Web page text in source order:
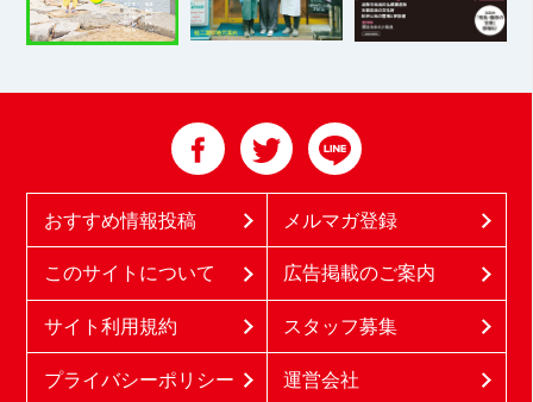
おすすめ情報投稿 メルマガ登録
このサイトについて 広告掲載のご案内
サイト利用規約 スタッフ募集
プライバシーポリシー 運営会社